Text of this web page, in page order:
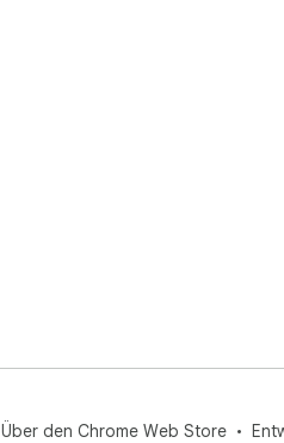
Über den Chrome Web Store